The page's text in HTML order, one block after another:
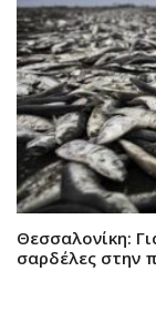
Θεσσαλονίκη:
σαρδέλες στην